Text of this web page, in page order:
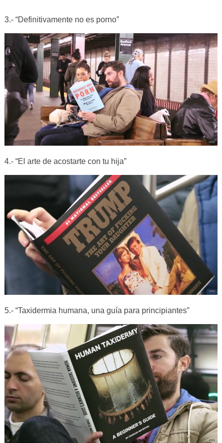
3.- “Definitivamente no es porno”
4.- “El arte de acostarte con tu hija”
5.- “Taxidermia humana, una guía para principiantes”